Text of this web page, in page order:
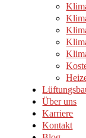
Über uns
Karriere
Kontakt